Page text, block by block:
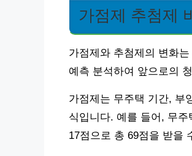
가점제 추첨제
가점제와 추첨제의 변화
예측 분석하여 앞으로의
가점제는 무주택 기간, 부
식입니다. 예를 들어, 무
17점으로 총 69점을 받을